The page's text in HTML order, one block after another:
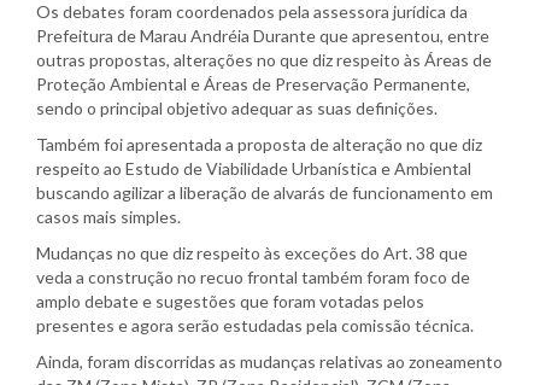
Os debates foram coordenados pela assessora jurídica da
Prefeitura de Marau Andréia Durante que apresentou, entre
outras propostas, alterações no que diz respeito às Áreas de
Proteção Ambiental e Áreas de Preservação Permanente,
sendo o principal objetivo adequar as suas definições.
Também foi apresentada a proposta de alteração no que diz
respeito ao Estudo de Viabilidade Urbanística e Ambiental
buscando agilizar a liberação de alvarás de funcionamento em
casos mais simples.
Mudanças no que diz respeito às exceções do Art. 38 que
veda a construção no recuo frontal também foram foco de
amplo debate e sugestões que foram votadas pelos
presentes e agora serão estudadas pela comissão técnica.
Ainda, foram discorridas as mudanças relativas ao zoneamento